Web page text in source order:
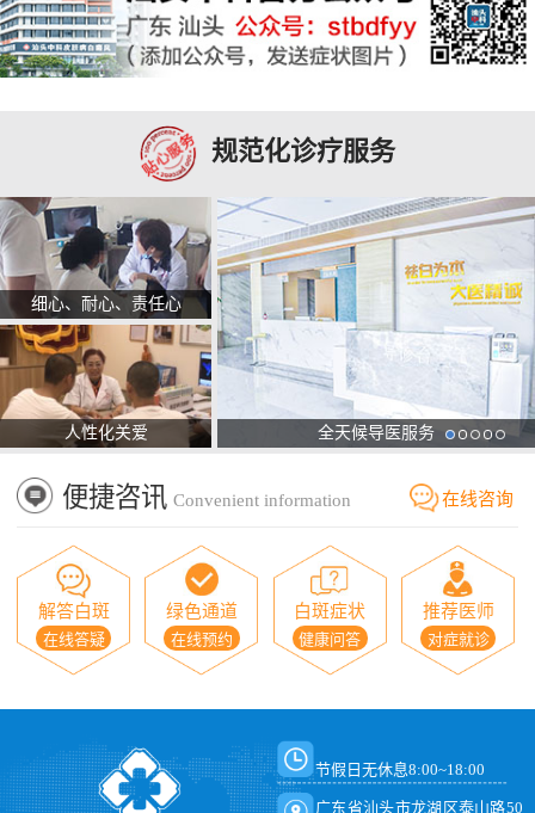
规范化诊疗服务
细心、耐心、责任心
人性化关爱 全天候导医服务
便捷咨讯 Convenient information 在线咨询
解答白斑
在线答疑
绿色通道
在线预约
白斑症状
健康问答
推荐医师
对症就诊
节假日无休息8:00~18:00
广东省汕头市龙湖区泰山路50